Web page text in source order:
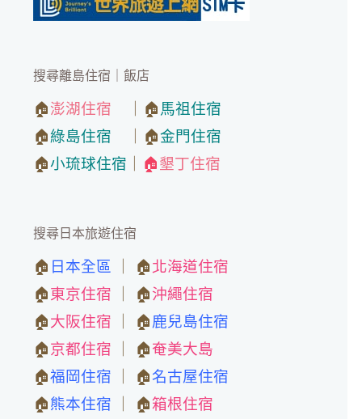
搜尋離島住宿｜飯店
🏠澎湖住宿 ｜🏠 馬祖住宿
🏠綠島住宿 ｜🏠金門住宿
🏠小琉球住宿 🏠墾丁住宿
搜尋日本旅遊住宿
🏠 日本全區 ｜ 🏠北海道住宿
🏠東京住宿 ｜ 🏠沖繩住宿
🏠大阪住宿 ｜ 🏠鹿兒島住宿
🏠京都住宿 ｜ 🏠奄美大島
🏠福岡住宿 ｜ 🏠名古屋住宿
🏠熊本住宿 ｜ 🏠箱根住宿